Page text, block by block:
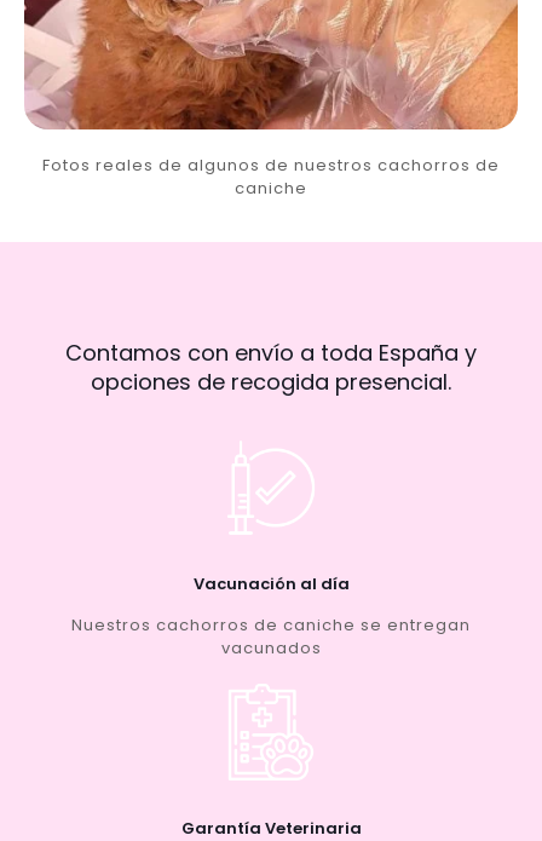
Fotos reales de algunos de nuestros cachorros de
caniche
Contamos con envío a toda España y
opciones de recogida presencial.
Vacunación al día
Nuestros cachorros de caniche se entregan
vacunados
Garantía Veterinaria